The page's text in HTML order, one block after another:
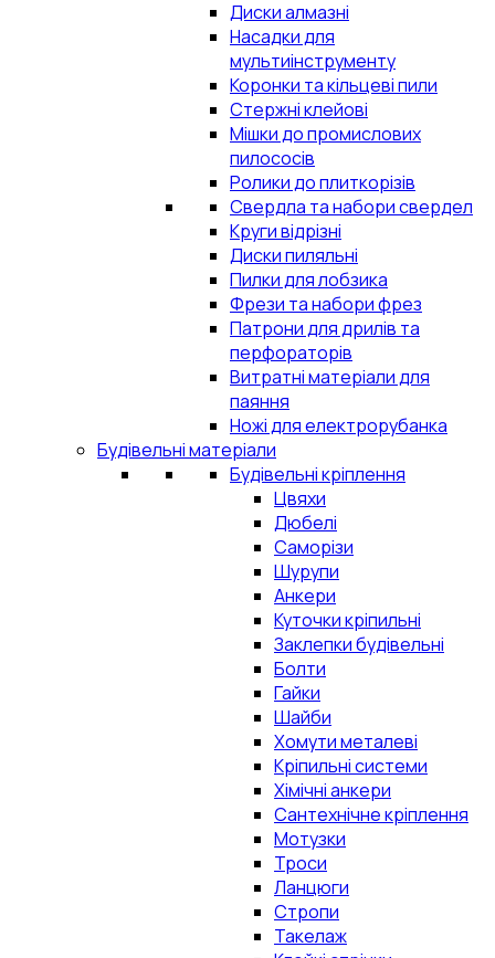
Диски алмазні
Насадки для
мультиінструменту
Коронки та кільцеві пили
Стержні клейові
Мішки до промислових
пилососів
Ролики до плиткорізів
Свердла та набори свердел
Круги відрізні
Диски пиляльні
Пилки для лобзика
Фрези та набори фрез
Патрони для дрилів та
перфораторів
Витратні матеріали для
паяння
Ножі для електрорубанка
Будівельні матеріали
Будівельні кріплення
Цвяхи
Дюбелі
Саморізи
Шурупи
Анкери
Куточки кріпильні
Заклепки будівельні
Болти
Гайки
Шайби
Хомути металеві
Кріпильні системи
Хімічні анкери
Сантехнічне кріплення
Мотузки
Троси
Ланцюги
Стропи
Такелаж